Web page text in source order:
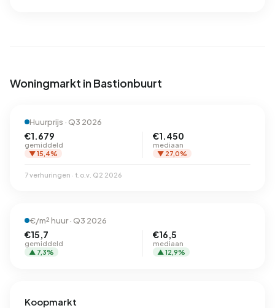
Woningmarkt in Bastionbuurt
Huurprijs · Q3 2026
€1.679
gemiddeld
▼ 15,4%
€1.450
mediaan
▼ 27,0%
7 verhuringen · t.o.v. Q2 2026
€/m² huur · Q3 2026
€15,7
gemiddeld
▲ 7,3%
€16,5
mediaan
▲ 12,9%
Koopmarkt